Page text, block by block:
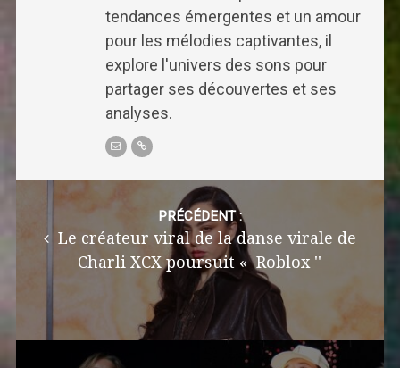
tendances émergentes et un amour
pour les mélodies captivantes, il
explore l'univers des sons pour
partager ses découvertes et ses
analyses.
navigation
PRÉCÉDENT :
Le créateur viral de la danse virale de
Charli XCX poursuit « Roblox ''